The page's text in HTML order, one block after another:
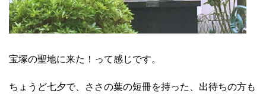
宝塚の聖地に来た！って感じです。
ちょうど七夕で、ささの葉の短冊を持った、出待ちの方も